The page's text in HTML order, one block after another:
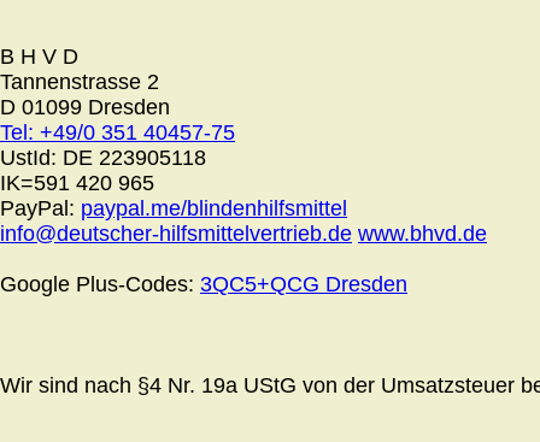
B H V D
Tannenstrasse 2
D 01099 Dresden
Tel: +49/0 351 40457-75
UstId: DE 223905118
IK=591 420 965
PayPal: paypal.me/blindenhilfsmittel
info@deutscher-hilfsmittelvertrieb.de www.bhvd.de
Google Plus-Codes: 3QC5+QCG Dresden
Wir sind nach §4 Nr. 19a UStG von der Umsatzsteuer